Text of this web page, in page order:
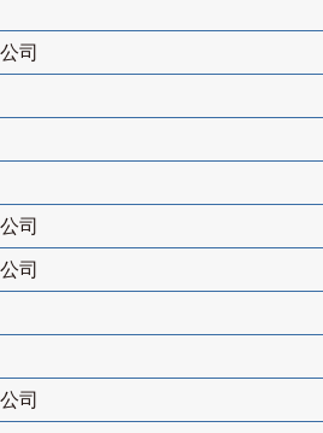
司
司
司
司